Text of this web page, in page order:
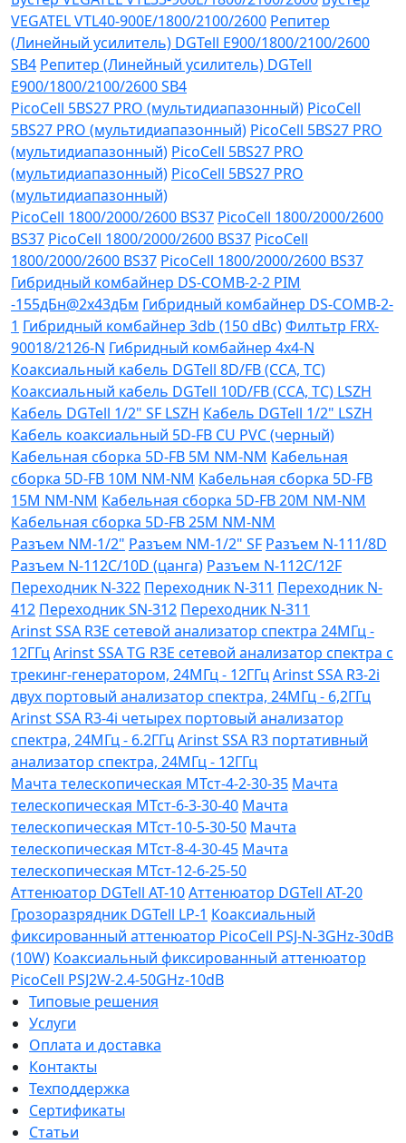
VEGATEL VTL40-900E/1800/2100/2600 Репитер
(Линейный усилитель) DGTell Е900/1800/2100/2600
SB4 Репитер (Линейный усилитель) DGTell
Е900/1800/2100/2600 SB4
PicoCell 5BS27 PRO (мультидиапазонный) PicoCell
5BS27 PRO (мультидиапазонный) PicoCell 5BS27 PRO
(мультидиапазонный) PicoCell 5BS27 PRO
(мультидиапазонный) PicoCell 5BS27 PRO
(мультидиапазонный)
PicoCell 1800/2000/2600 BS37 PicoCell 1800/2000/2600
BS37 PicoCell 1800/2000/2600 BS37 PicoCell
1800/2000/2600 BS37 PicoCell 1800/2000/2600 BS37
Гибридный комбайнер DS-COMB-2-2 PIM
-155дБн@2x43дБм Гибридный комбайнер DS-COMB-2-
1 Гибридный комбайнер 3db (150 dBc)Филтьтр FRX-
90018/2126-N Гибридный комбайнер 4х4-N
Коаксиальный кабель DGTell 8D/FB (CCA, TC)
Коаксиальный кабель DGTell 10D/FB (CCA, TC) LSZH
Кабель DGTell 1/2" SF LSZH Кабель DGTell 1/2" LSZH
Кабель коаксиальный 5D-FB CU PVC (черный)
Кабельная сборка 5D-FB 5М NM-NM Кабельная
сборка 5D-FB 10М NM-NM Кабельная сборка 5D-FB
15М NM-NM Кабельная сборка 5D-FB 20М NM-NM
Кабельная сборка 5D-FB 25М NM-NM
Разъем NM-1/2" Разъем NM-1/2" SF Разъем N-111/8D
Разъем N-112C/10D (цанга) Разъем N-112C/12F
Переходник N-322 Переходник N-311 Переходник N-
412 Переходник SN-312 Переходник N-311
Arinst SSA R3Е сетевой анализатор спектра 24МГц -
12ГГцArinst SSA TG R3Е сетевой анализатор спектра с
трекинг-генератором, 24МГц - 12ГГцArinst SSA R3-2i
двух портовый анализатор спектра, 24МГц - 6,2ГГц
Arinst SSA R3-4i четырех портовый анализатор
спектра, 24МГц - 6.2ГГцArinst SSA R3 портативный
анализатор спектра, 24МГц - 12ГГц
Мачта телескопическая МТст-4-2-30-35 Мачта
телескопическая МТст-6-3-30-40 Мачта
телескопическая МТст-10-5-30-50 Мачта
телескопическая МТст-8-4-30-45 Мачта
телескопическая МТст-12-6-25-50
Аттенюатор DGTell AT-10Аттенюатор DGTell AT-20
Грозоразрядник DGTell LP-1 Коаксиальный
фиксированный аттенюатор PicoCell PSJ-N-3GHz-30dB
(10W) Коаксиальный фиксированный аттенюатор
PicoCell PSJ2W-2.4-50GHz-10dB
Типовые решения
Услуги
Оплата и доставка
Контакты
Техподдержка
Сертификаты
Статьи